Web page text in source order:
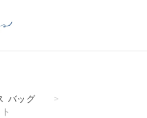
バッグ